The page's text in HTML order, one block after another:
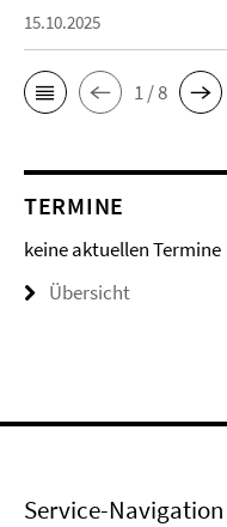
15.10.2025
1 / 8
TERMINE
keine aktuellen Termine
Übersicht
Service-Navigation